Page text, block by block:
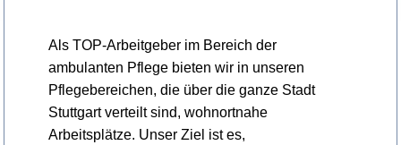
Als TOP-Arbeitgeber im Bereich der
ambulanten Pflege bieten wir in unseren
Pflegebereichen, die über die ganze Stadt
Stuttgart verteilt sind, wohnortnahe
Arbeitsplätze. Unser Ziel ist es,